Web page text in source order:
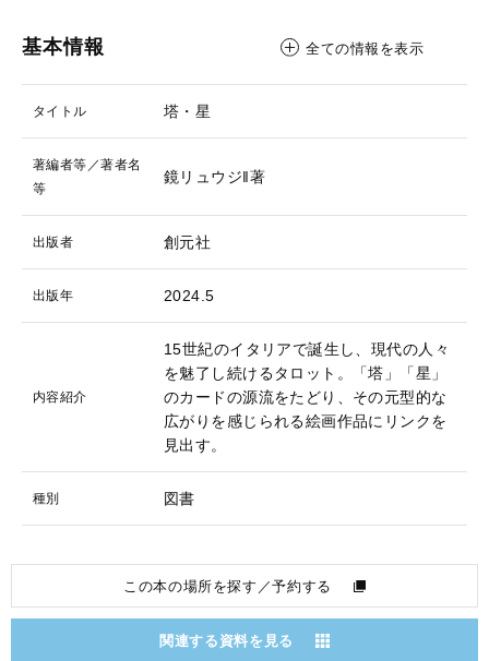
基本情報 全ての情報を表示
タイトル 塔・星
著編者等／著者名
等
鏡リュウジ‖著
出版者 創元社
出版年 2024.5
内容紹介
15世紀のイタリアで誕生し、現代の人々
を魅了し続けるタロット。「塔」「星」
のカードの源流をたどり、その元型的な
広がりを感じられる絵画作品にリンクを
見出す。
種別 図書
この本の場所を探す／予約する
関連する資料を見る